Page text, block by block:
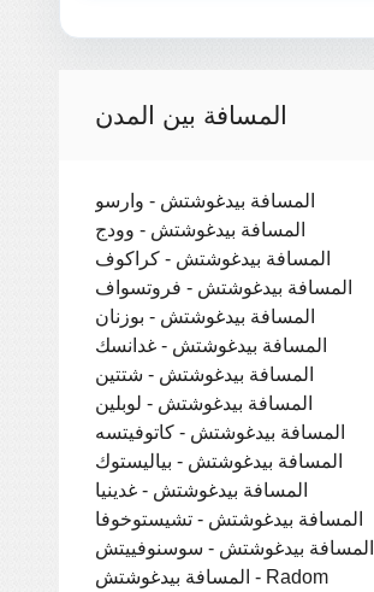
المسافة بين المدن
المسافة بيدغوشتش - وارسو
المسافة بيدغوشتش - وودج
المسافة بيدغوشتش - كراكوف
المسافة بيدغوشتش - فروتسواف
المسافة بيدغوشتش - بوزنان
المسافة بيدغوشتش - غدانسك
المسافة بيدغوشتش - شتتين
المسافة بيدغوشتش - لوبلين
المسافة بيدغوشتش - كاتوفيتسه
المسافة بيدغوشتش - بياليستوك
المسافة بيدغوشتش - غدينيا
المسافة بيدغوشتش - تشيستوخوفا
المسافة بيدغوشتش - سوسنوفييتش
المسافة بيدغوشتش - Radom